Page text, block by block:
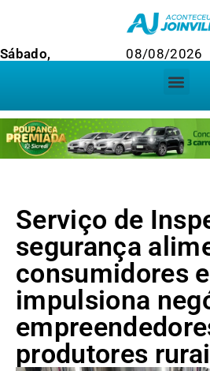
Sábado, 08/08/2026
Serviço de
segurança
consumidores e
impulsiona
produtores